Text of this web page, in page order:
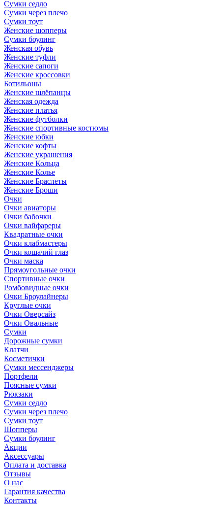
Сумки седло
Сумки через плечо
Сумки тоут
Женские шопперы
Сумки боулинг
Женская обувь
Женские туфли
Женские сапоги
Женские кроссовки
Ботильоны
Женские шлёпанцы
Женская одежда
Женские платья
Женские футболки
Женские спортивные костюмы
Женские юбки
Женские кофты
Женские украшения
Женские Кольца
Женские Колье
Женские Браслеты
Женские Броши
Очки
Очки авиаторы
Очки бабочки
Очки вайфареры
Квадратные очки
Очки клабмастеры
Очки кошачий глаз
Очки маска
Прямоугольные очки
Спортивные очки
Ромбовидные очки
Очки Броулайнеры
Круглые очки
Очки Оверсайз
Очки Овальные
Сумки
Дорожные сумки
Клатчи
Косметички
Сумки мессенджеры
Портфели
Поясные сумки
Рюкзаки
Сумки седло
Сумки через плечо
Сумки тоут
Шопперы
Сумки боулинг
Акции
Аксессуары
Оплата и доставка
Отзывы
О нас
Гарантия качества
Контакты